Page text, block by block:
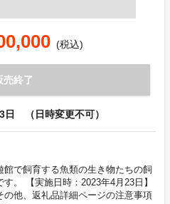
(税込)
売終了
日 （日時変更不可）
で飼育する魚類の生き物たちの飼
。 【実施日時：2023年4月23日】
他、返礼品詳細ページの注意事項